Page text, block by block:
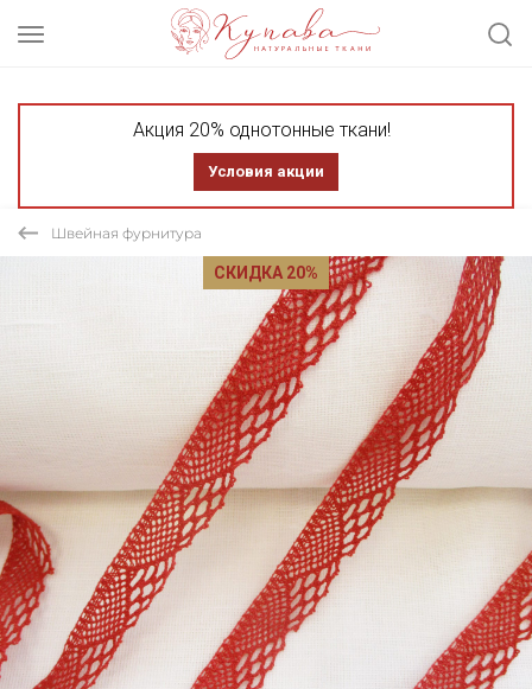
Акция 20% однотонные ткани!
Условия акции
Швейная фурнитура
СКИДКА 20%